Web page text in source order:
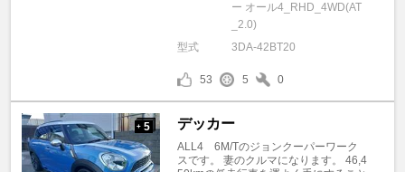
ー オール4_RHD_4WD(AT
_2.0)
型式
3DA-42BT20
53 5 0
+ 5 デッカー
ALL4 6M/Tのジョンクーパーワーク
スです。 妻のクルマになります。 46,4